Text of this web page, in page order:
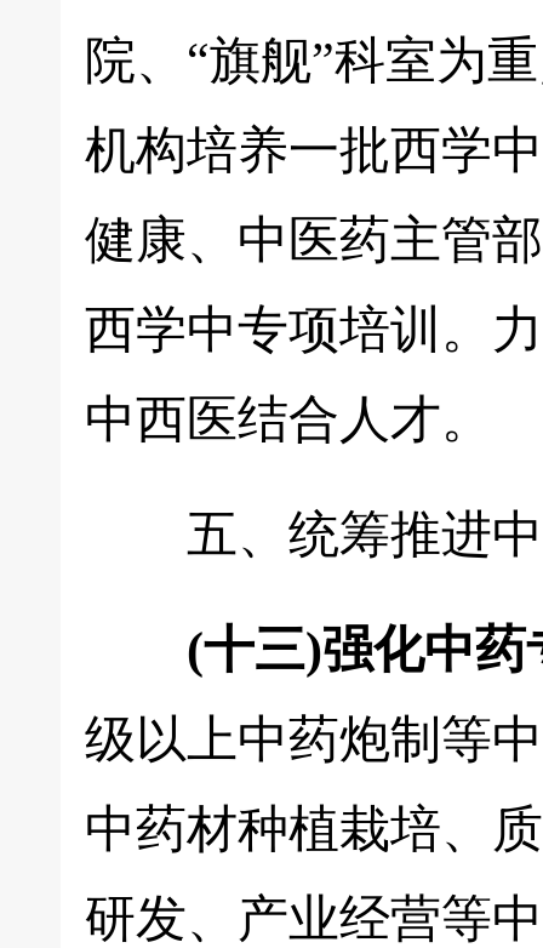
院、“旗舰”科室为
机构培养一批西学
健康、中医药主管
西学中专项培训。
中西医结合人才。
五、统筹推进
(十三)强化中
级以上中药炮制等
中药材种植栽培、
研发、产业经营等